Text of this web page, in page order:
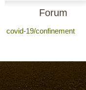
Forum
covid-19/confinement